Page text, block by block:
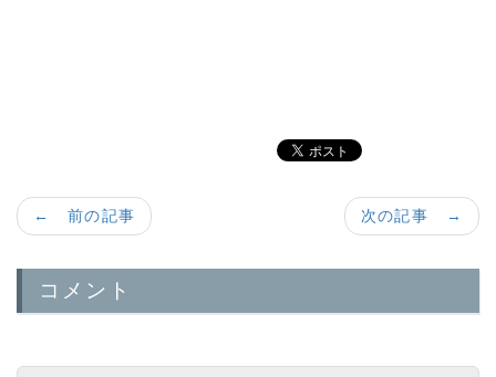
次の記事 →
← 前の記事
コメント